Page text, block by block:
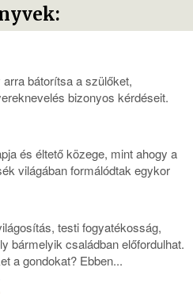
bátorítsa a szülőket,
bizonyos kérdéseit.
és éltető közege, mint ahogy a
világában formálódtak egykor
testi fogyatékosság,
bármelyik családban előfordulhat.
a gondokat? Ebben...